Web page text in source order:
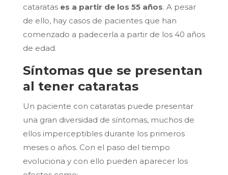
cataratas es a partir de los 55 años. A pesar
de ello, hay casos de pacientes que han
comenzado a padecerla a partir de los 40 años
de edad.
Síntomas que se presentan
al tener cataratas
Un paciente con cataratas puede presentar
una gran diversidad de síntomas, muchos de
ellos imperceptibles durante los primeros
meses o años. Con el paso del tiempo
evoluciona y con ello pueden aparecer los